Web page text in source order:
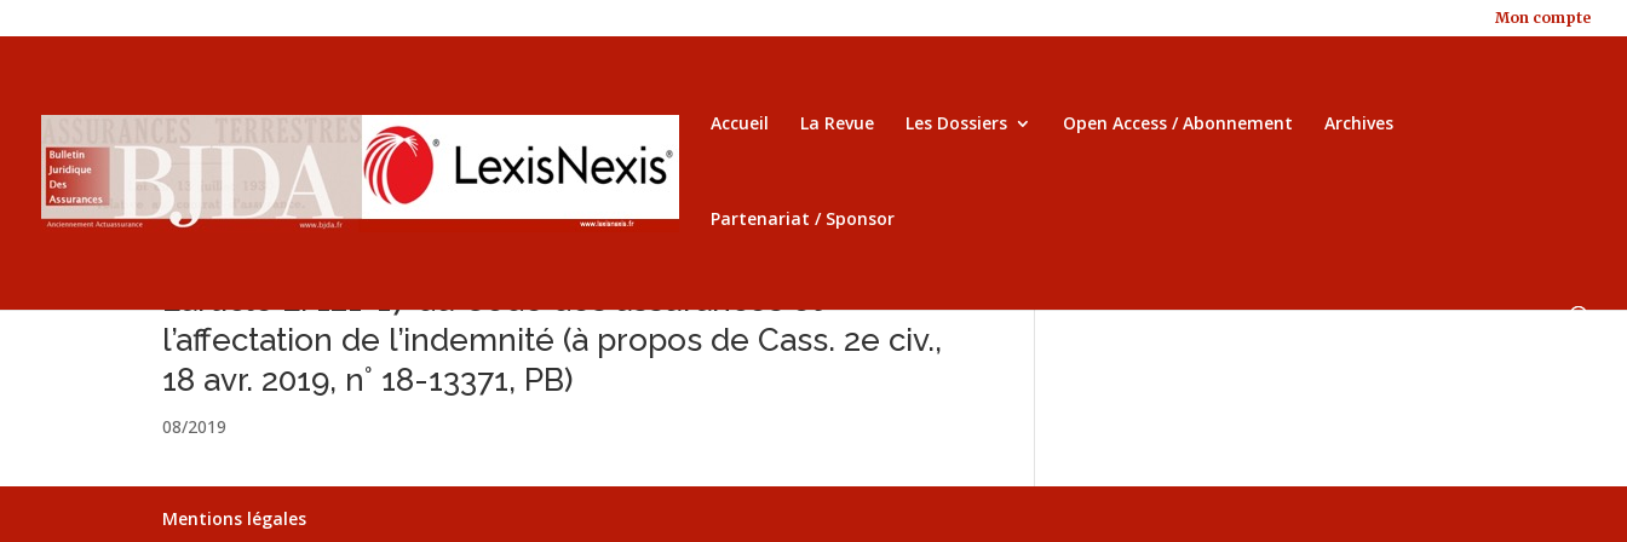
Mon compte
Accueil La Revue Les Dossiers Open Access / Abonnement Archives
Partenariat / Sponsor
L’article L. 121-17 du Code des assurances et
l’affectation de l’indemnité (à propos de Cass. 2e civ.,
18 avr. 2019, n° 18-13371, PB)
08/2019
Mentions légales